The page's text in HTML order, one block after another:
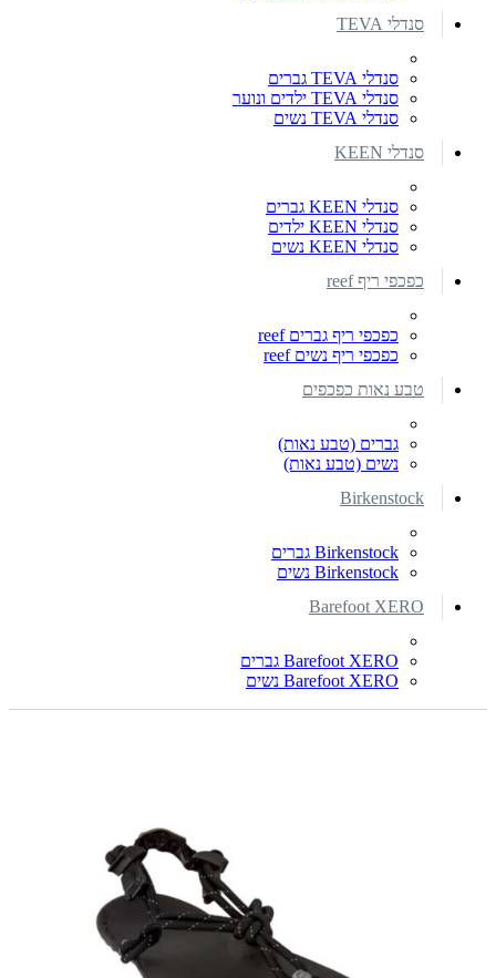
סנדלי TEVA
סנדלי TEVA גברים
סנדלי TEVA ילדים ונוער
סנדלי TEVA נשים
סנדלי KEEN
סנדלי KEEN גברים
סנדלי KEEN ילדים
סנדלי KEEN נשים
כפכפי ריף reef
כפכפי ריף גברים reef
כפכפי ריף נשים reef
טבע נאות כפכפים
גברים (טבע נאות)
נשים (טבע נאות)
Birkenstock
Birkenstock גברים
Birkenstock נשים
Barefoot XERO
Barefoot XERO גברים
Barefoot XERO נשים